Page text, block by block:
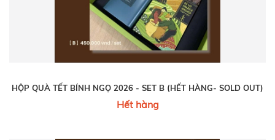
HỘP QUÀ TẾT BÍNH NGỌ 2026 - SET B (HẾT HÀNG- SOLD OUT)
Hết hàng